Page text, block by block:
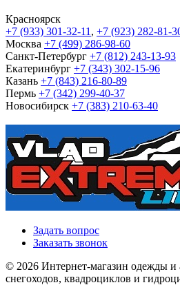
Красноярск
+7 (933) 301-32-11 , +7 (923) 282-81-
Москва +7 (499) 286-98-60
Санкт-Петербург +7 (812) 243-13-93
Екатеринбург +7 (343) 302-15-96
Казань +7 (843) 216-80-89
Пермь +7 (342) 299-40-37
Новосибирск +7 (383) 210-63-40
Задать вопрос
Заказать звонок
© 2026 Интернет-магазин одежды и
снегоходов, квадроциклов и